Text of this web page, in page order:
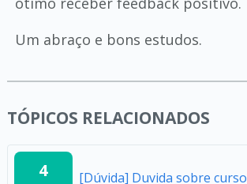
Um abraço e bons estudos.
TÓPICOS RELACIONADOS
4 [Dúvida] Duvida sobre curso